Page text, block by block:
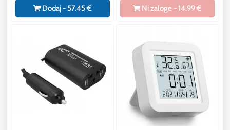
Dodaj - 57.45 €
Ni zaloge - 14.99 €